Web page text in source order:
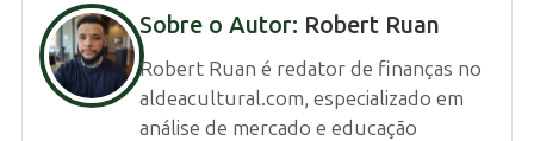
Sobre o Autor: Robert Ruan
Robert Ruan é redator de finanças no
aldeacultural.com, especializado em
análise de mercado e educação